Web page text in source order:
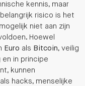
kennis, maar
risico is het
niet aan zijn
Hoewel
Euro als Bitcoin, veilig
en in principe
kunnen
hacks, menselijke